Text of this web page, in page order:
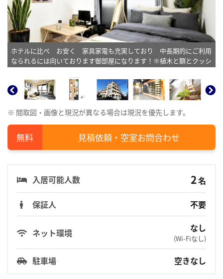
ホテルに比べ お安く 家具家電も充実しており 中長期的にご利用
なられるには向いております御部屋になります！※植木と額とクッシ
ョンなどの装飾は写真用です。
※ 間取図・画像と現況が異なる場合は現況を優先します。
見積依頼・空室お問合わせ
入居可能人数 2名
保証人
不要
ネット環境 なし
(Wi-Fiなし)
駐車場 空きなし